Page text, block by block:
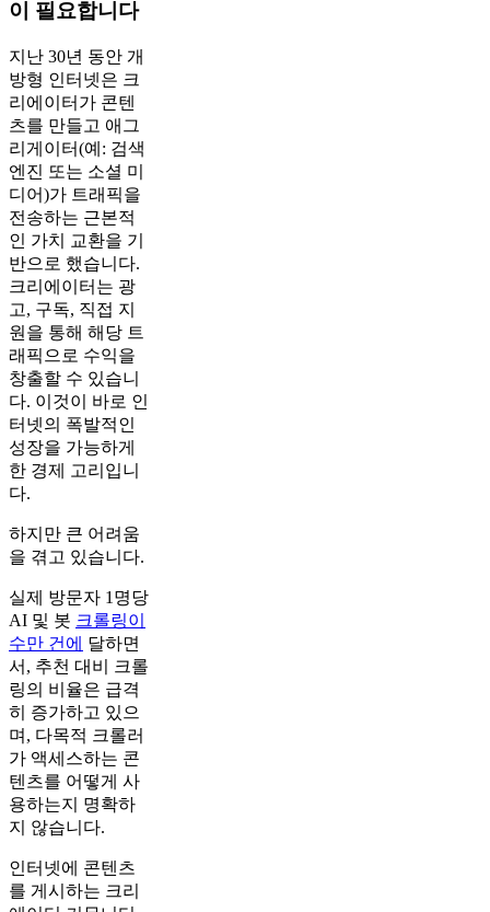
이 필요합니다
지난 30년 동안 개
방형 인터넷은 크
리에이터가 콘텐
츠를 만들고 애그
리게이터(예: 검색
엔진 또는 소셜 미
디어)가 트래픽을
전송하는 근본적
인 가치 교환을 기
반으로 했습니다.
크리에이터는 광
고, 구독, 직접 지
원을 통해 해당 트
래픽으로 수익을
창출할 수 있습니
다. 이것이 바로 인
터넷의 폭발적인
성장을 가능하게
한 경제 고리입니
다.
하지만 큰 어려움
을 겪고 있습니다.
실제 방문자 1명당
AI 및 봇 크롤링이
수만 건에 달하면
서, 추천 대비 크롤
링의 비율은 급격
히 증가하고 있으
며, 다목적 크롤러
가 액세스하는 콘
텐츠를 어떻게 사
용하는지 명확하
지 않습니다.
인터넷에 콘텐츠
를 게시하는 크리